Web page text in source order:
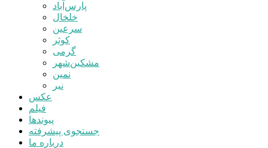
پارس‌آباد
خلخال
سرعین
کوثر
گرمی
مشکین‌شهر
نمین
نیر
عکس
فیلم
پیوندها
جستجوی پیشرفته
درباره ما